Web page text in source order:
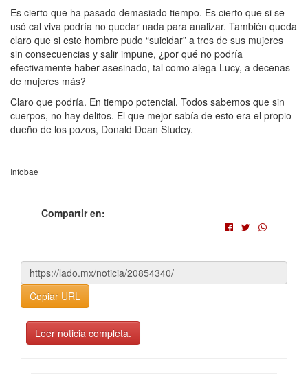
Es cierto que ha pasado demasiado tiempo. Es cierto que si se
usó cal viva podría no quedar nada para analizar. También queda
claro que si este hombre pudo “suicidar” a tres de sus mujeres
sin consecuencias y salir impune, ¿por qué no podría
efectivamente haber asesinado, tal como alega Lucy, a decenas
de mujeres más?
Claro que podría. En tiempo potencial. Todos sabemos que sin
cuerpos, no hay delitos. El que mejor sabía de esto era el propio
dueño de los pozos, Donald Dean Studey.
Infobae
Compartir en:
Copiar URL
Leer noticia completa.